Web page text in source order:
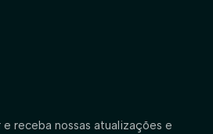
receba nossas atualizações e